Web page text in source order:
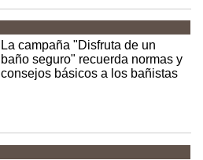
La campaña "Disfruta de un
baño seguro" recuerda normas y
consejos básicos a los bañistas